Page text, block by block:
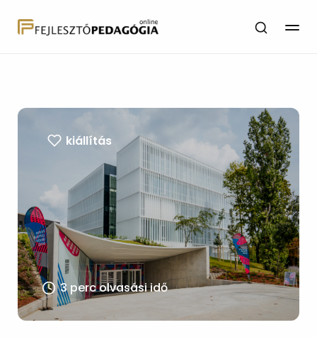
kiállítás
3 perc olvasási idő